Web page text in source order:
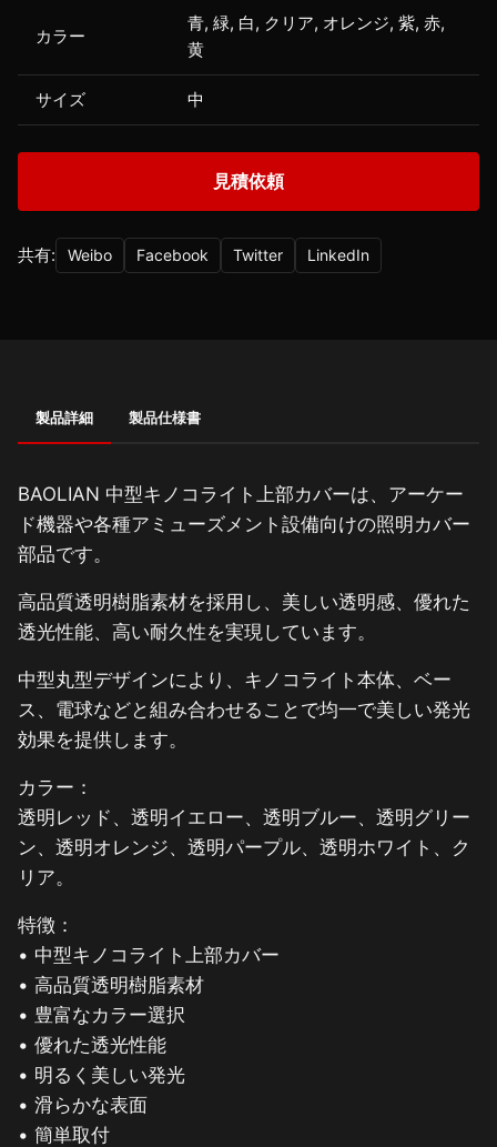
カラー
青, 緑, 白, クリア, オレンジ, 紫, 赤,
黄
サイズ 中
見積依頼
共有: Weibo Facebook Twitter LinkedIn
製品詳細 製品仕様書
BAOLIAN 中型キノコライト上部カバーは、アーケー
ド機器や各種アミューズメント設備向けの照明カバー
部品です。
高品質透明樹脂素材を採用し、美しい透明感、優れた
透光性能、高い耐久性を実現しています。
中型丸型デザインにより、キノコライト本体、ベー
ス、電球などと組み合わせることで均一で美しい発光
効果を提供します。
カラー：
透明レッド、透明イエロー、透明ブルー、透明グリー
ン、透明オレンジ、透明パープル、透明ホワイト、ク
リア。
特徴：
• 中型キノコライト上部カバー
• 高品質透明樹脂素材
• 豊富なカラー選択
• 優れた透光性能
• 明るく美しい発光
• 滑らかな表面
• 簡単取付